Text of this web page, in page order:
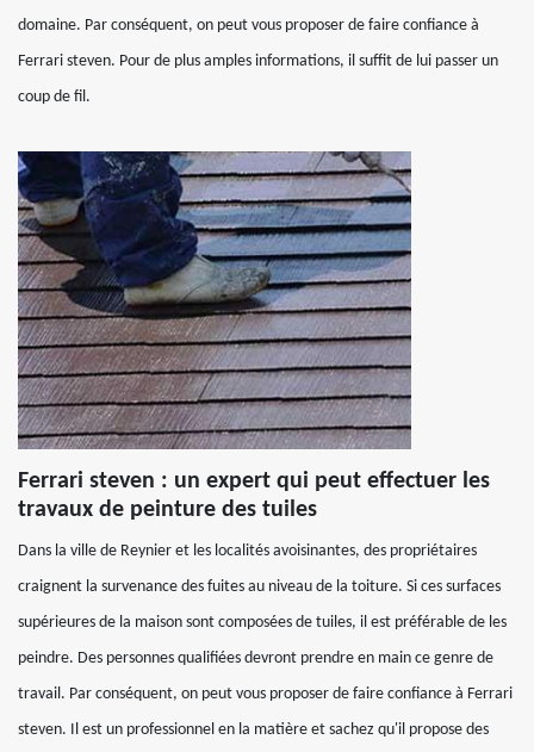
domaine. Par conséquent, on peut vous proposer de faire confiance à
Ferrari steven. Pour de plus amples informations, il suffit de lui passer un
coup de fil.
Ferrari steven : un expert qui peut effectuer les
travaux de peinture des tuiles
Dans la ville de Reynier et les localités avoisinantes, des propriétaires
craignent la survenance des fuites au niveau de la toiture. Si ces surfaces
supérieures de la maison sont composées de tuiles, il est préférable de les
peindre. Des personnes qualifiées devront prendre en main ce genre de
travail. Par conséquent, on peut vous proposer de faire confiance à Ferrari
steven. Il est un professionnel en la matière et sachez qu'il propose des